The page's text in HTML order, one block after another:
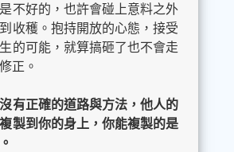
不好的，也許會碰上意料之外
收穫。抱持開放的心態，接受
的可能，就算搞砸了也不會走
正。
有正確的道路與方法，他人的
製到你的身上，你能複製的是